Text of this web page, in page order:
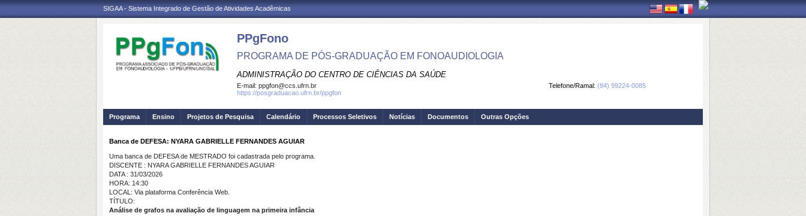
SIGAA - Sistema Integrado de Gestão de Atividades Acadêmicas
PPgFono
PROGRAMA DE PÓS-GRADUAÇÃO EM FONOAUDIOLOGIA
ADMINISTRAÇÃO DO CENTRO DE CIÊNCIAS DA SAÚDE
Telefone/Ramal: (84) 99224-0085
E-mail: ppgfon@ccs.ufrn.br
https://posgraduacao.ufrn.br/ppgfon
Programa Ensino Projetos de Pesquisa Calendário Processos Seletivos Notícias Documentos Outras Opções
Banca de DEFESA: NYARA GABRIELLE FERNANDES AGUIAR
Uma banca de DEFESA de MESTRADO foi cadastrada pelo programa.
DISCENTE : NYARA GABRIELLE FERNANDES AGUIAR
DATA : 31/03/2026
HORA: 14:30
LOCAL: Via plataforma Conferência Web.
TÍTULO:
Análise de grafos na avaliação de linguagem na primeira infância